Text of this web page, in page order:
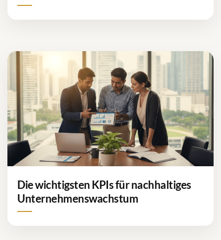
Die wichtigsten KPIs für nachhaltiges
Unternehmenswachstum